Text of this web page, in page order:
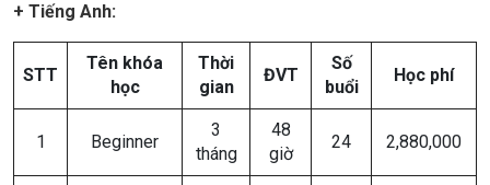
+ Tiếng Anh:
STT
Tên khóa
học
Thời
gian
ĐVT
Số
buổi
Học phí
1 Beginner
3
tháng
48
giờ
24 2,880,000